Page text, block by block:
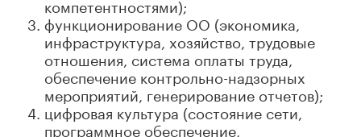
компетентностями);
функционирование ОО (экономика,
инфраструктура, хозяйство, трудовые
отношения, система оплаты труда,
обеспечение контрольно-надзорных
мероприятий, генерирование отчетов);
цифровая культура (состояние сети,
программное обеспечение,